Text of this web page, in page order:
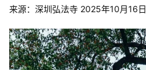
来源：深圳弘法寺 2025年10月16日